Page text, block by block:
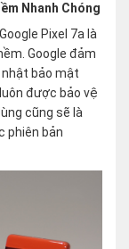
Nhanh Chóng
Pixel 7a là
Google đảm
bảo mật
được bảo vệ
cũng sẽ là
phiên bản